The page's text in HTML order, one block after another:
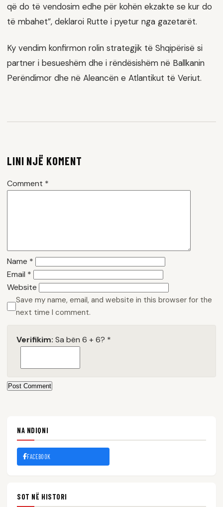
që do të vendosim edhe për kohën ekzakte se kur do
të mbahet”, deklaroi Rutte i pyetur nga gazetarët.
Ky vendim konfirmon rolin strategjik të Shqipërisë si
partner i besueshëm dhe i rëndësishëm në Ballkanin
Perëndimor dhe në Aleancën e Atlantikut të Veriut.
LINI NJË KOMENT
Comment *
Name *
Email *
Website
Save my name, email, and website in this browser for the
next time I comment.
Verifikim: Sa bën 6 + 6? *
Post Comment
NA NDIQNI
FACEBOOK
SOT NË HISTORI